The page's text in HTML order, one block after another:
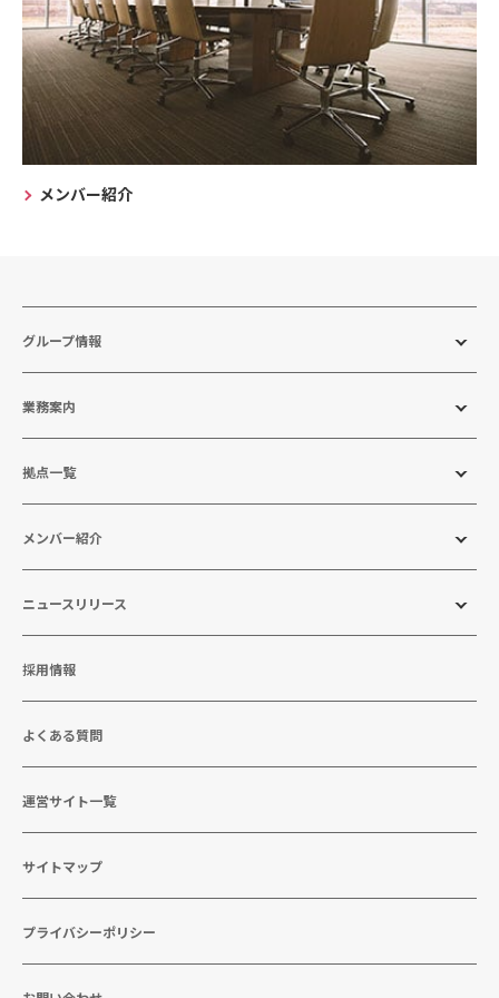
メンバー紹介
グループ情報
業務案内
拠点一覧
メンバー紹介
ニュースリリース
採用情報
よくある質問
運営サイト一覧
サイトマップ
プライバシーポリシー